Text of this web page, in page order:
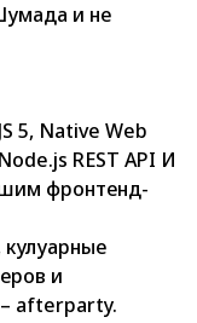
и не
5, Native Web
REST API И
фронтенд-
и
afterparty.